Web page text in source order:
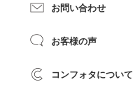
お問い合わせ
お客様の声
コンフォタについて